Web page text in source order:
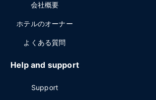
会社概要
ホテルのオーナー
よくある質問
Help and support
Support